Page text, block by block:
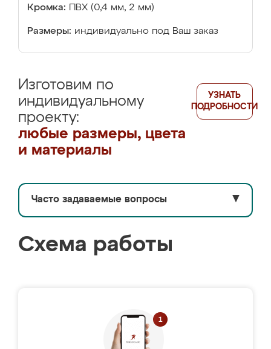
Кромка: ПВХ (0,4 мм, 2 мм)
Размеры: индивидуально под Ваш заказ
Изготовим по
индивидуальному
проекту:
любые размеры, цвета
и материалы
УЗНАТЬ
ПОДРОБНОСТИ
Часто задаваемые вопросы ▼
Схема работы